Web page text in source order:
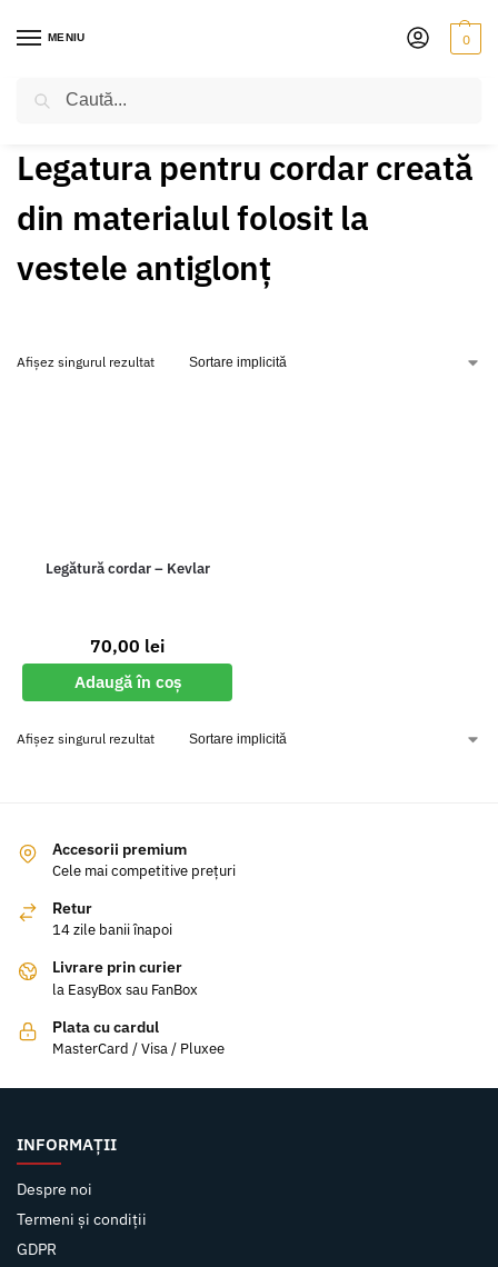
MENIU 0
Legatura pentru cordar creată
din materialul folosit la
vestele antiglonț
Afișez singurul rezultat
Legătură cordar – Kevlar
70,00 lei
Adaugă în coș
Afișez singurul rezultat
Accesorii premium
Cele mai competitive prețuri
Retur
14 zile banii înapoi
Livrare prin curier
la EasyBox sau FanBox
Plata cu cardul
MasterCard / Visa / Pluxee
INFORMAȚII
Despre noi
Termeni și condiții
GDPR